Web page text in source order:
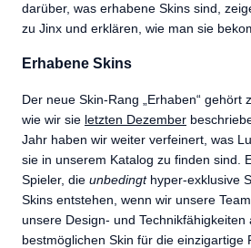
darüber, was erhabene Skins sind,
zu Jinx und erklären, wie man sie
Erhabene Skins
Der neue Skin-Rang „Erhaben“ gehört
wie wir sie letzten Dezember
Jahr haben wir weiter verfeinert, was
sie in unserem Katalog zu finden sind.
Spieler, die unbedingthyper-exklusive
Skins entstehen, wenn wir unsere
unsere Design- und Technikfähigkeiten
bestmöglichen Skin für die einzigartige